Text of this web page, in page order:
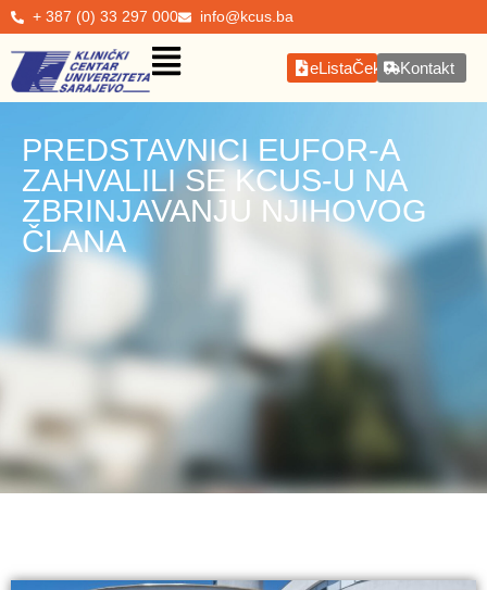
+ 387 (0) 33 297 000 info@kcus.ba
eListaČekanjaKontakt
PREDSTAVNICI EUFOR-A
ZAHVALILI SE KCUS-U NA
ZBRINJAVANJU NJIHOVOG
ČLANA